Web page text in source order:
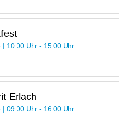
| 10:00 Uhr - 15:00 Uhr
Erlach
| 09:00 Uhr - 16:00 Uhr